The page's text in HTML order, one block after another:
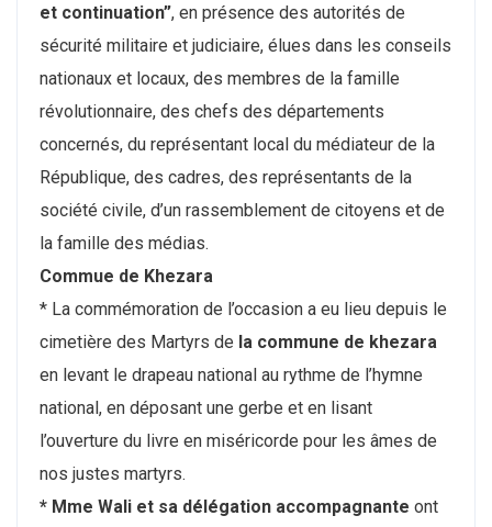
et continuation”, en présence des autorités de
sécurité militaire et judiciaire, élues dans les conseils
nationaux et locaux, des membres de la famille
révolutionnaire, des chefs des départements
concernés, du représentant local du médiateur de la
République, des cadres, des représentants de la
société civile, d’un rassemblement de citoyens et de
la famille des médias.
Commue de Khezara
* La commémoration de l’occasion a eu lieu depuis le
cimetière des Martyrs de la commune de khezara
en levant le drapeau national au rythme de l’hymne
national, en déposant une gerbe et en lisant
l’ouverture du livre en miséricorde pour les âmes de
nos justes martyrs.
* Mme Wali et sa délégation accompagnante ont